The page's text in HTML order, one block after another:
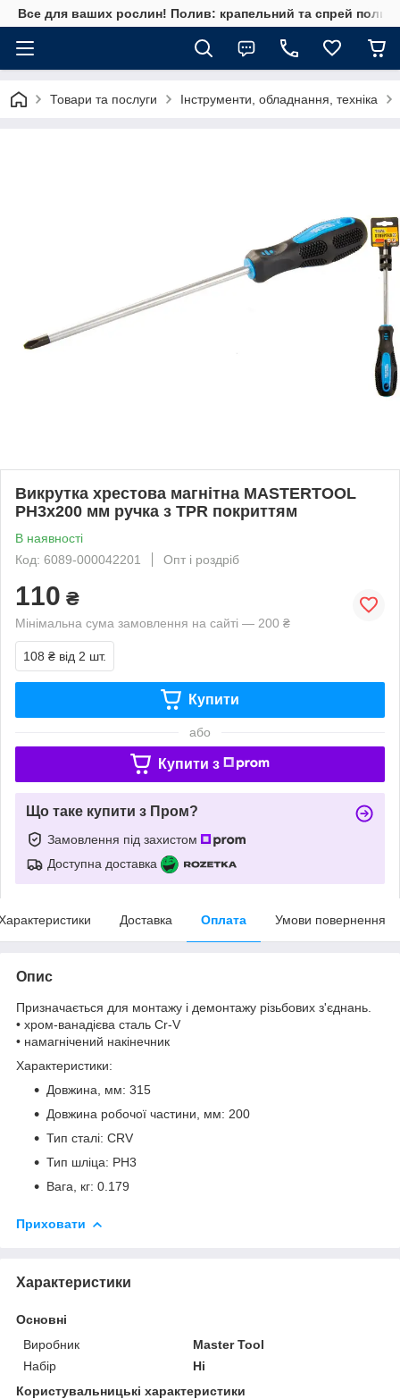
Все для ваших рослин! Полив: крапельний та спрей полив,
Товари та послуги Інструменти, обладнання, техніка
Викрутка хрестова магнітна MASTERTOOL
PH3х200 мм ручка з TPR покриттям
В наявності
Код: 6089-000042201
Опт і роздріб
110 ₴
Мінімальна сума замовлення на сайті — 200 ₴
108 ₴ від 2 шт.
Купити
або
Купити з
Що таке купити з Пром?
Замовлення під захистом
Доступна доставка
Доставка Оплата Умови повернення
Опис
Призначається для монтажу і демонтажу різьбових з'єднань.
• хром-ванадієва сталь Cr-V
• намагнічений накінечник
Характеристики:
Довжина, мм: 315
Довжина робочої частини, мм: 200
Тип сталі: CRV
Тип шліца: PH3
Вага, кг: 0.179
Приховати
Характеристики
Основні
Виробник
Master Tool
Набір
Ні
Користувальницькі характеристики